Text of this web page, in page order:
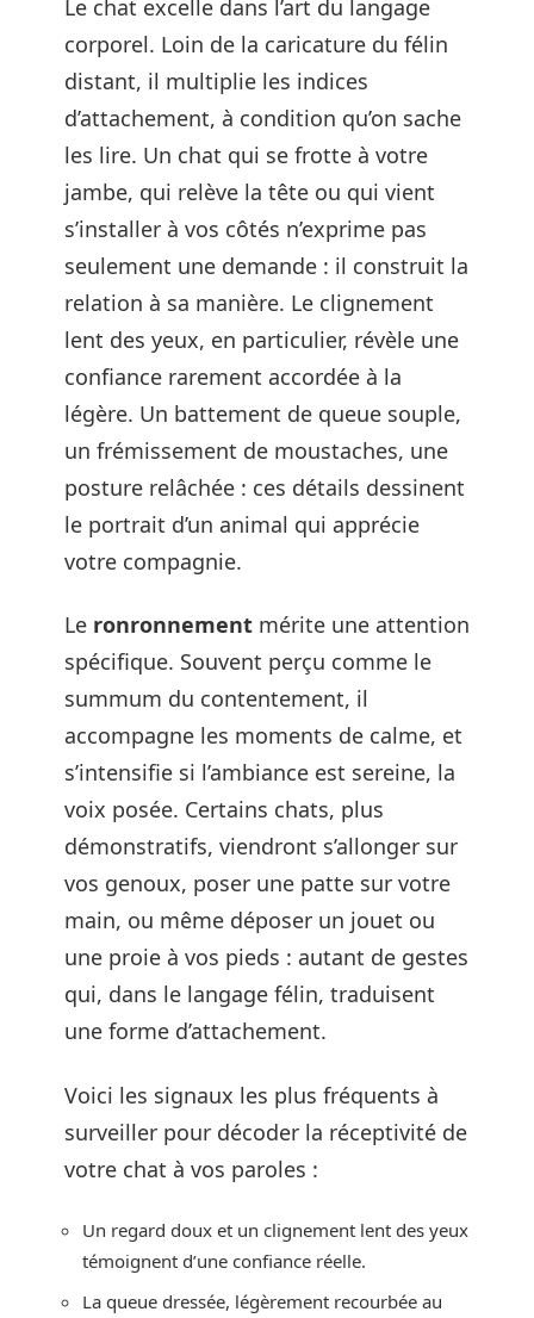
Le chat excelle dans l’art du langage
corporel. Loin de la caricature du félin
distant, il multiplie les indices
d’attachement, à condition qu’on sache
les lire. Un chat qui se frotte à votre
jambe, qui relève la tête ou qui vient
s’installer à vos côtés n’exprime pas
seulement une demande : il construit la
relation à sa manière. Le clignement
lent des yeux, en particulier, révèle une
confiance rarement accordée à la
légère. Un battement de queue souple,
un frémissement de moustaches, une
posture relâchée : ces détails dessinent
le portrait d’un animal qui apprécie
votre compagnie.
Le ronronnement mérite une attention
spécifique. Souvent perçu comme le
summum du contentement, il
accompagne les moments de calme, et
s’intensifie si l’ambiance est sereine, la
voix posée. Certains chats, plus
démonstratifs, viendront s’allonger sur
vos genoux, poser une patte sur votre
main, ou même déposer un jouet ou
une proie à vos pieds : autant de gestes
qui, dans le langage félin, traduisent
une forme d’attachement.
Voici les signaux les plus fréquents à
surveiller pour décoder la réceptivité de
votre chat à vos paroles :
Un regard doux et un clignement lent des yeux
témoignent d’une confiance réelle.
La queue dressée, légèrement recourbée au